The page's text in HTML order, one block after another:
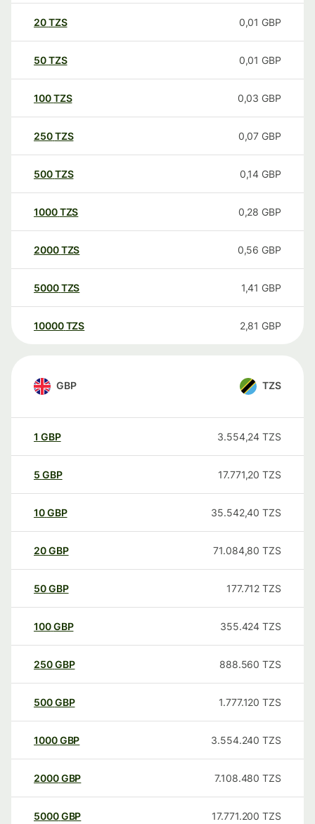
20TZS 0,01 GBP
50TZS 0,01 GBP
100TZS 0,03 GBP
250TZS 0,07 GBP
500TZS 0,14 GBP
1000TZS 0,28 GBP
2000TZS 0,56 GBP
5000TZS 1,41 GBP
10000 TZS 2,81 GBP
GBP TZS
1 GBP 3.554,24 TZS
5 GBP 17.771,20 TZS
10GBP 35.542,40 TZS
20GBP 71.084,80 TZS
50GBP 177.712 TZS
100GBP 355.424 TZS
250GBP 888.560 TZS
500GBP 1.777.120 TZS
1000GBP 3.554.240 TZS
2000GBP 7.108.480 TZS
5000GBP 17.771.200 TZS